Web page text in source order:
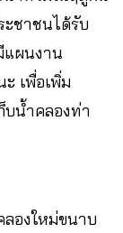
ะชาชนได้รับ
แผนงาน
เพื่อเพิ่ม
บน้ำคลองท่า
ลองใหม่ขนาบ